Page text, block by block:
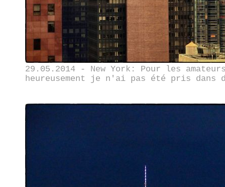
29.05.2014 - New York: Pour les
heureusement je n'ai pas été pris dans